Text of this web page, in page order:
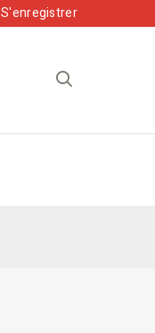
S'enregistrer